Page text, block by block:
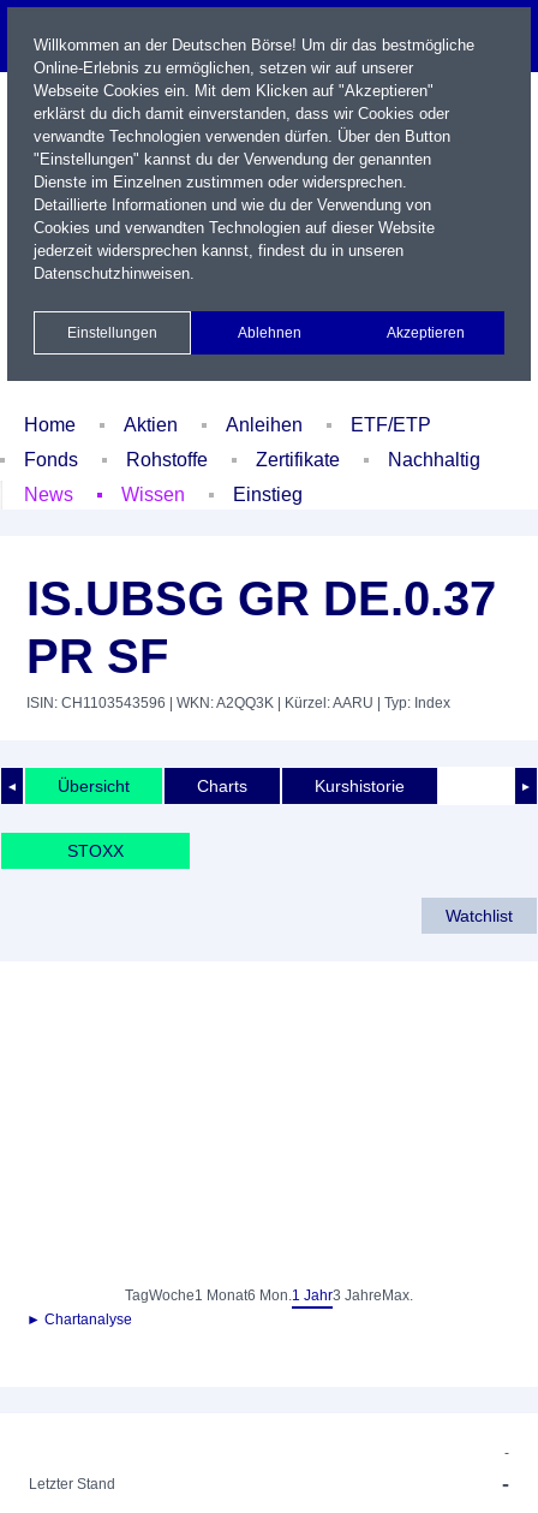
Name / WKN / ISIN / Kürzel
Xetra Realtime
Watchlist Portfolio Login
Home Aktien Anleihen
ETF/ETP
Fonds
Rohstoffe Zertifikate
Nachhaltig
News
Wissen Einstieg
IS.UBSG GR DE.0.37
PR SF
ISIN: CH1103543596 | WKN: A2QQ3K | Kürzel: AARU | Typ: Index
◄ ►
Übersicht Charts Kurshistorie
STOXX
Watchlist
TagWoche1 Monat6 Mon.1 Jahr3 Jahre Max.
► Chartanalyse
-
Letzter Stand
-
Willkommen an der Deutschen Börse! Um dir das bestmögliche
Online-Erlebnis zu ermöglichen, setzen wir auf unserer
Webseite Cookies ein. Mit dem Klicken auf "Akzeptieren"
erklärst du dich damit einverstanden, dass wir Cookies oder
verwandte Technologien verwenden dürfen. Über den Button
"Einstellungen" kannst du der Verwendung der genannten
Dienste im Einzelnen zustimmen oder widersprechen.
Detaillierte Informationen und wie du der Verwendung von
Cookies und verwandten Technologien auf dieser Website
jederzeit widersprechen kannst, findest du in unseren
Datenschutzhinweisen.
Einstellungen Ablehnen Akzeptieren